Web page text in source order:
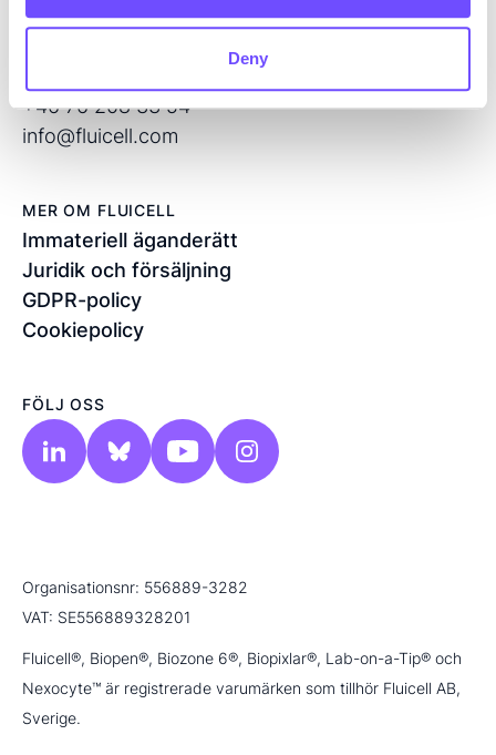
Deny
Flöjelbergsgatan 8C
+46 76 208 33 54
info@fluicell.com
MER OM FLUICELL
Immateriell äganderätt
Juridik och försäljning
GDPR-policy
Cookiepolicy
FÖLJ OSS
Organisationsnr: 556889-3282
VAT: SE556889328201
Fluicell®, Biopen®, Biozone 6®, Biopixlar®, Lab-on-a-Tip® och
Nexocyte™ är registrerade varumärken som tillhör Fluicell AB,
Sverige.